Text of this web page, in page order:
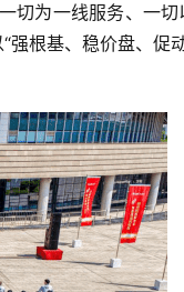
切为一线服务、一
根基、稳价盘、促